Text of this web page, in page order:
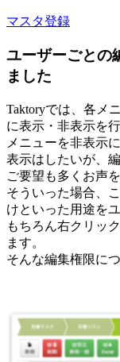
マスタ登録
ユーザーごとの
ました
Taktoryでは、各メ
に表示・非表示を
メニューを非表示
表示はしたいが、
ご要望も多くお声
そういった場合、
けといった用途を
もちろん右クリッ
ます。
そんな編集権限に